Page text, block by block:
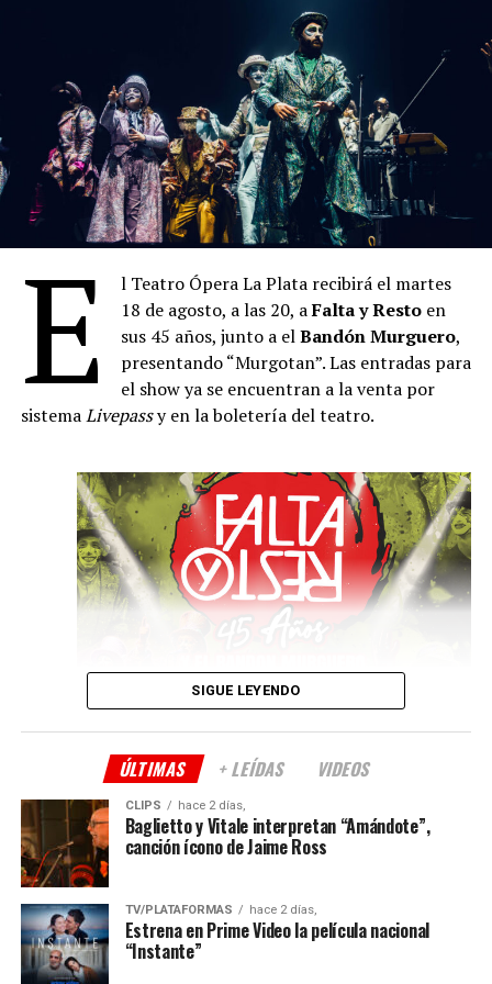
Lunes 21 de septiembre
Concierto didáctico de Valor Vereda en la Escuela
Normal Nro. 8 de Boedo
Jueves 24 de septiembre – a las 21
La Ferni – Apertura del Festival
Viernes 25 de septiembre – a las 21
Manuela Argüello y Sebastián Gangi (interpretan la
obra de Hilda Herrera)
Sábado 26 de septiembre – a las 21
Vuela Chiringa (Torricelli – Juan Bennazar –
Trosman – Chiappero – Álvarez)
Domingo 27 de septiembre – a las
Nuevo Ciclo de Música Clásica – Elias Gurevich
Jueves 1 de octubre – a las 21
Locoto (Ale Franov – Facundo Guevara – Franco
Fontanarrosa)
Viernes 2 de octubre – a las 21
Ernesto Snajer
Después de la satisfactoria experiencia en 2025, la
E
l Teatro Ópera La Plata recibirá el martes
18 de agosto, a las 20, aFalta y Resto en
sus 45 años, junto a elBandón Murguero,
presentando “Murgotan”. Las entradas para
el show ya se encuentran a la venta por
sistemaLivepassy en la boletería del teatro.
SIGUE LEYENDO
ÚLTIMAS + LEÍDAS VIDEOS
CLIPS hace 2 días,
Baglietto y Vitale interpretan “Amándote”,
canción ícono de Jaime Ross
TV/PLATAFORMAS hace 2 días,
Estrena en Prime Video la película nacional
“Instante”